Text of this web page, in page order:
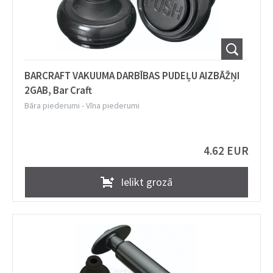
BARCRAFT VAKUUMA DARBĪBAS PUDEĻU AIZBĀŽŅI
2GAB, Bar Craft
Bāra piederumi -Vīna piederumi
4.62 EUR
Ielikt grozā